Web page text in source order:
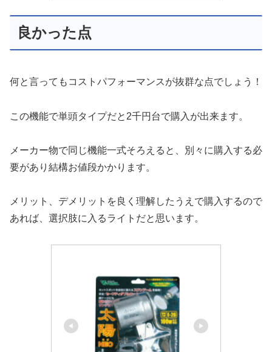
良かった点
何と言ってもコストパフォーマンスが抜群な点でしょう！
この機能で単頭タイプだと2千円台で購入が出来ます。
メーカー物で同じ機能一式そろえると、別々に購入する必
要があり結構お値段かかります。
メリット、デメリットを良く理解したうえで購入するので
あれば、選択肢に入るライトだと思います。